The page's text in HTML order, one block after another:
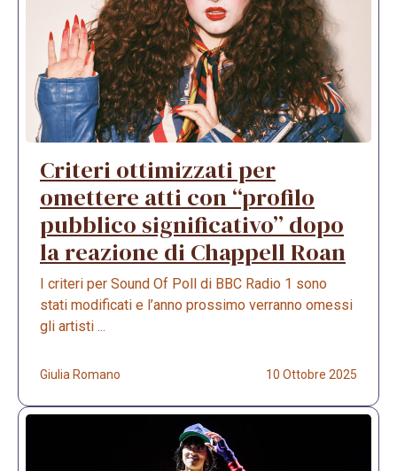
Criteri ottimizzati per
omettere atti con “profilo
pubblico significativo” dopo
la reazione di Chappell Roan
I criteri per Sound Of Poll di BBC Radio 1 sono
stati modificati e l’anno prossimo verranno omessi
gli artisti ...
Giulia Romano 10 Ottobre 2025